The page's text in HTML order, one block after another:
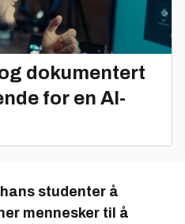
dokumentert
for en AI-
studenter å
mennesker til å